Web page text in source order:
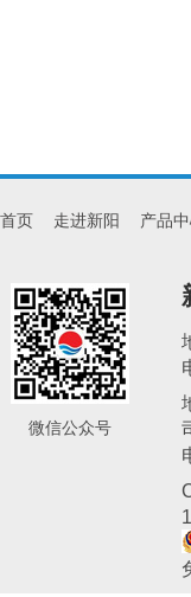
首页 走进新阳 产品
微信公众号